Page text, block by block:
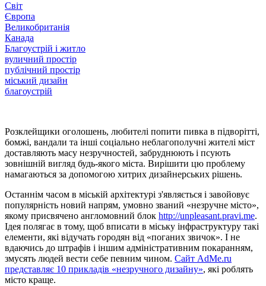
Світ
Європа
Великобританія
Канада
Благоустрій і житло
вуличний простір
публічний простір
міський дизайн
благоустрій
Розклейщики оголошень, любителі попити пивка в підворітті,
бомжі, вандали та інші соціально неблагополучні жителі міст
доставляють масу незручностей, забруднюють і псують
зовнішній вигляд будь-якого міста. Вирішити цю проблему
намагаються за допомогою хитрих дизайнерських рішень.
Останнім часом в міській архітектурі з'являється і завойовує
популярність новий напрям, умовно званий «незручне місто»,
якому присвячено англомовний блок http://unpleasant.pravi.me.
Ідея полягає в тому, щоб вписати в міську інфраструктуру такі
елементи, які відучать городян від «поганих звичок». І не
вдаючись до штрафів і іншим адміністративним покаранням,
змусять людей вести себе певним чином. Сайт AdMe.ru
представляє 10 прикладів «незручного дизайну», які роблять
місто краще.